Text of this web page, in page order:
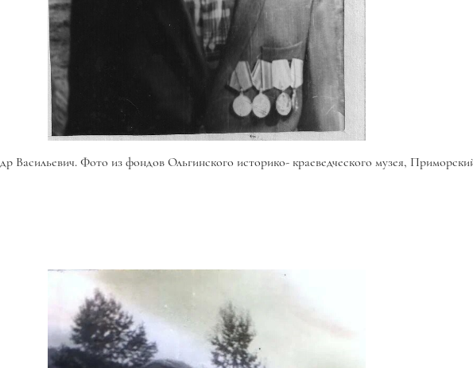
Васильевич. Фото из фондов Ольгинского историко- краеведческого музея,